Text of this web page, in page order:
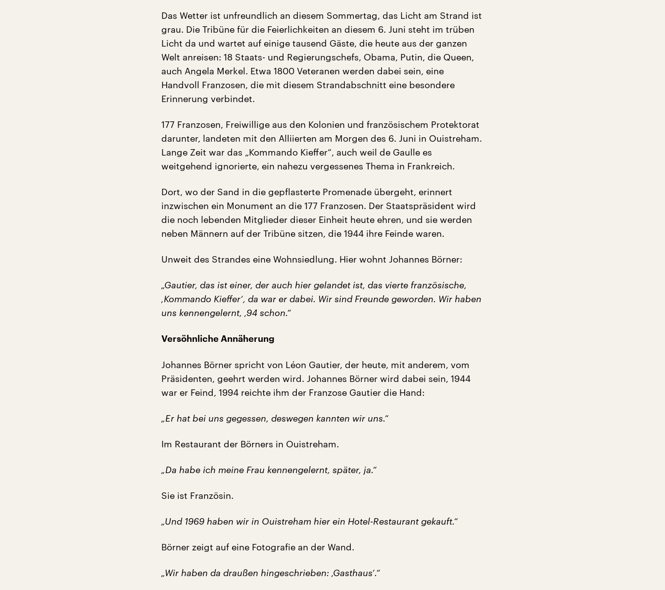
Das Wetter ist unfreundlich an diesem Sommertag, das Licht am Strand ist
grau. Die Tribüne für die Feierlichkeiten an diesem 6. Juni steht im trüben
Licht da und wartet auf einige tausend Gäste, die heute aus der ganzen
Welt anreisen: 18 Staats- und Regierungschefs, Obama, Putin, die Queen,
auch Angela Merkel. Etwa 1800 Veteranen werden dabei sein, eine
Handvoll Franzosen, die mit diesem Strandabschnitt eine besondere
Erinnerung verbindet.
177 Franzosen, Freiwillige aus den Kolonien und französischem Protektorat
darunter, landeten mit den Alliierten am Morgen des 6. Juni in Ouistreham.
Lange Zeit war das „Kommando Kieffer“, auch weil de Gaulle es
weitgehend ignorierte, ein nahezu vergessenes Thema in Frankreich.
Dort, wo der Sand in die gepflasterte Promenade übergeht, erinnert
inzwischen ein Monument an die 177 Franzosen. Der Staatspräsident wird
die noch lebenden Mitglieder dieser Einheit heute ehren, und sie werden
neben Männern auf der Tribüne sitzen, die 1944 ihre Feinde waren.
Unweit des Strandes eine Wohnsiedlung. Hier wohnt Johannes Börner:
„Gautier, das ist einer, der auch hier gelandet ist, das vierte französische,
‚Kommando Kieffer‘, da war er dabei. Wir sind Freunde geworden. Wir haben
uns kennengelernt, ‚94 schon.“
Versöhnliche Annäherung
Johannes Börner spricht von Léon Gautier, der heute, mit anderem, vom
Präsidenten, geehrt werden wird. Johannes Börner wird dabei sein, 1944
war er Feind, 1994 reichte ihm der Franzose Gautier die Hand:
„Er hat bei uns gegessen, deswegen kannten wir uns.“
Im Restaurant der Börners in Ouistreham.
„Da habe ich meine Frau kennengelernt, später, ja.“
Sie ist Französin.
„Und 1969 haben wir in Ouistreham hier ein Hotel-Restaurant gekauft.“
Börner zeigt auf eine Fotografie an der Wand.
„Wir haben da draußen hingeschrieben: ‚Gasthaus‘.“